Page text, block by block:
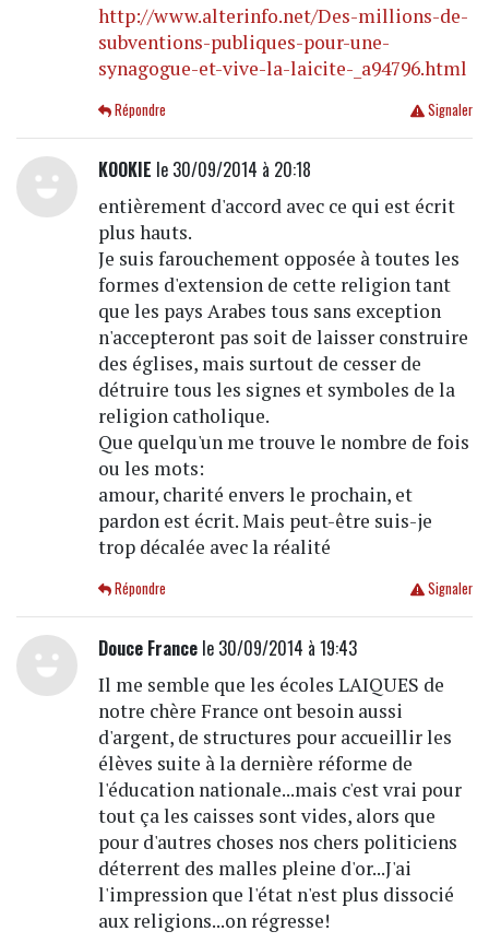
http://www.alterinfo.net/Des-millions-de-
subventions-publiques-pour-une-
synagogue-et-vive-la-laicite-_a94796.html
Signaler
Répondre
KOOKIE le 30/09/2014 à 20:18
entièrement d'accord avec ce qui est écrit
plus hauts.
Je suis farouchement opposée à toutes les
formes d'extension de cette religion tant
que les pays Arabes tous sans exception
n'accepteront pas soit de laisser construire
des églises, mais surtout de cesser de
détruire tous les signes et symboles de la
religion catholique.
Que quelqu'un me trouve le nombre de fois
ou les mots:
amour, charité envers le prochain, et
pardon est écrit. Mais peut-être suis-je
trop décalée avec la réalité
Signaler
Répondre
Douce Francele 30/09/2014 à 19:43
Il me semble que les écoles LAIQUES de
notre chère France ont besoin aussi
d'argent, de structures pour accueillir les
élèves suite à la dernière réforme de
l'éducation nationale...mais c'est vrai pour
tout ça les caisses sont vides, alors que
pour d'autres choses nos chers politiciens
déterrent des malles pleine d'or...J'ai
l'impression que l'état n'est plus dissocié
aux religions...on régresse!